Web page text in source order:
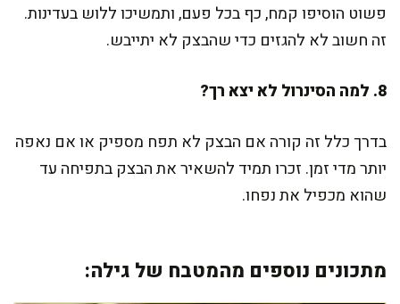
פשוט הוסיפו קמח, כף בכל פעם, ותמשיכו ללוש בעדינות.
זה חשוב לא להגזים כדי שהבצק לא יתייבש.
8. למה הסינרול לא יצא רך?
בדרך כלל זה קורה אם הבצק לא תפח מספיק או אם נאפה
יותר מדי זמן. זכרו תמיד להשאיר את הבצק בתפיחה עד
שהוא מכפיל את נפחו.
מתכונים נוספים מהמטבח של גילה: